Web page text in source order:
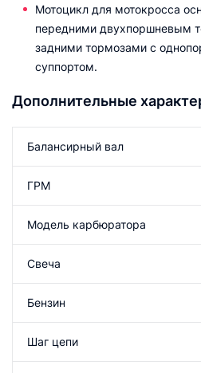
Мотоцикл для мотокросса
передними двухпоршневым
задними тормозами с
суппортом.
Дополнительные
Балансирный вал
ГРМ
Модель карбюратора
Свеча
Бензин
Шаг цепи